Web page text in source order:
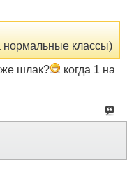
нормальные классы)
шлак?
когда 1 на